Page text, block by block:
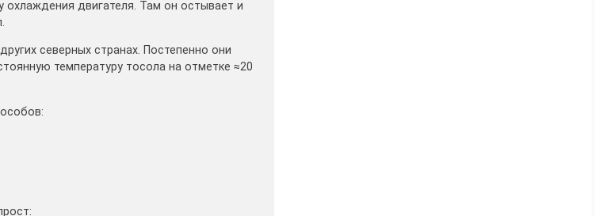
охлаждения двигателя. Там он остывает и
северных странах. Постепенно они
температуру тосола на отметке ≈20